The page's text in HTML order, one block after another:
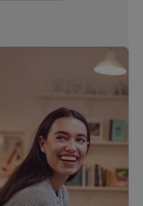
… veel handelaars
deze plagen. Om uw zaak te
preventieve